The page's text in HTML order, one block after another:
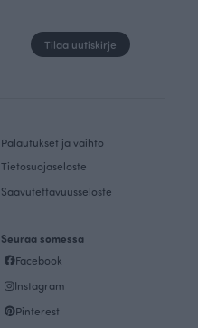
Tilaa uutiskirje
Palautukset ja vaihto
Tietosuojaseloste
Saavutettavuusseloste
Seuraa somessa
Facebook
Instagram
Pinterest